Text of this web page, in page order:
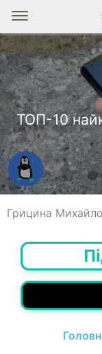
ТОП-10
Грицина Михайло